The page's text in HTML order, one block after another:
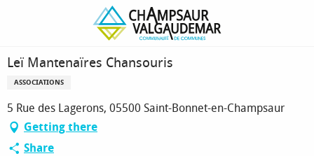
Leï Mantenaïres Chansouris
Leï Mantenaïres Chansouris
ASSOCIATIONS
5 Rue des Lagerons, 05500 Saint-Bonnet-en-Champsaur
Getting there
Share